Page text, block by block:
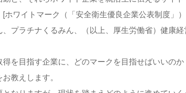
ホワイトマーク（「安全衛生優良企業公表制度」
プラチナくるみん、（以上、厚生労働省）健康
を目指す企業に、どのマークを目指せばいいの
教えします。